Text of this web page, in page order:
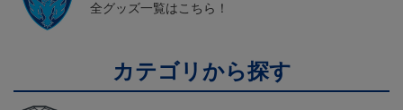
全グッズ一覧はこちら！
カテゴリから探す